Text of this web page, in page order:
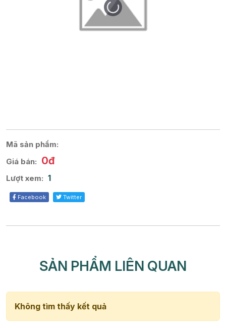
Mã sản phẩm:
Giá bán: 0đ
Lượt xem: 1
Facebook Twitter
SẢN PHẨM LIÊN QUAN
Không tìm thấy kết quả